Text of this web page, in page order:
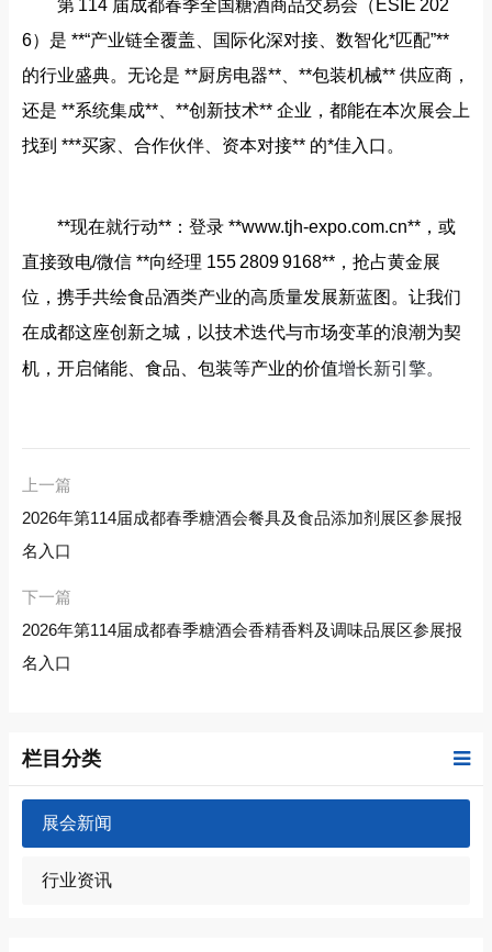
第 114 届成都春季全国糖酒商品交易会（ESIE 202
6）是 **“产业链全覆盖、国际化深对接、数智化*匹配”**
的行业盛典。无论是 **厨房电器**、**包装机械** 供应商，
还是 **系统集成**、**创新技术** 企业，都能在本次展会上
找到 ***买家、合作伙伴、资本对接** 的*佳入口。
**现在就行动**：登录 **www.tjh‑expo.com.cn**，或
直接致电/微信 **向经理 155 2809 9168**，抢占黄金展
位，携手共绘食品酒类产业的高质量发展新蓝图。让我们
在成都这座创新之城，以技术迭代与市场变革的浪潮为契
机，开启储能、食品、包装等产业的价值增长新引擎。
上一篇
2026年第114届成都春季糖酒会餐具及食品添加剂展区参展报
名入口
下一篇
2026年第114届成都春季糖酒会香精香料及调味品展区参展报
名入口
栏目分类
展会新闻
行业资讯